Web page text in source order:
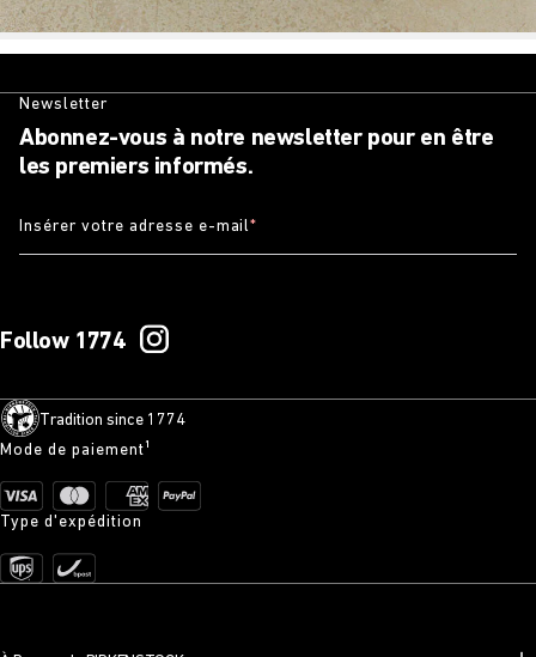
Newsletter
Abonnez-vous à notre newsletter pour en être
les premiers informés.
Insérer votre adresse e-mail*
Follow 1774
Tradition since 1774
Mode de paiement¹
Type d'expédition